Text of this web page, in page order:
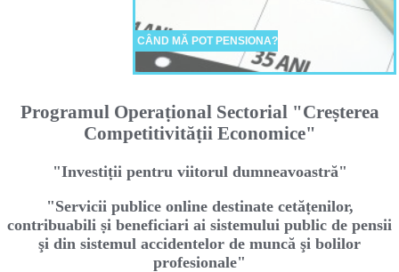
CÂND MĂ POT PENSIONA?
Programul Operaṭional Sectorial "Creṣterea
Competitivităṭii Economice"
"Investiṭii pentru viitorul dumneavoastră"
"Servicii publice online destinate cetăṭenilor,
contribuabili ṣi beneficiari ai sistemului public de pensii
şi din sistemul accidentelor de muncă şi bolilor
profesionale"